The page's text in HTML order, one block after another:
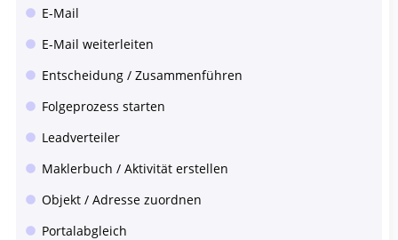
E-Mail
E-Mail weiterleiten
Entscheidung / Zusammenführen
Folgeprozess starten
Leadverteiler
Maklerbuch / Aktivität erstellen
Objekt / Adresse zuordnen
Portalabgleich